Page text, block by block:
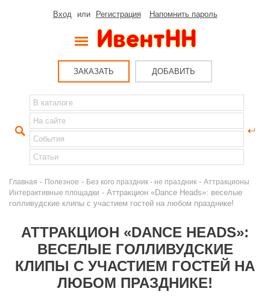
Вход или Регистрация Напомнить пароль
ЗАКАЗАТЬ ДОБАВИТЬ
Главная - Полезное - Без кого праздник - не праздник - Аттракционы
Интерактивные площадки - Аттракцион «Dance Heads»: веселые
голливудские клипы с участием гостей на любом празднике!
АТТРАКЦИОН «DANCE HEADS»:
ВЕСЕЛЫЕ ГОЛЛИВУДСКИЕ
КЛИПЫ С УЧАСТИЕМ ГОСТЕЙ НА
ЛЮБОМ ПРАЗДНИКЕ!